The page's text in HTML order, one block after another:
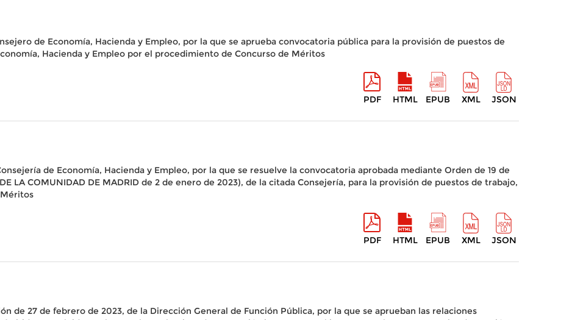
de Economía, Hacienda y Empleo, por la que se aprueba convocatoria pública para la provisión de puestos de
Hacienda y Empleo por el procedimiento de Concurso de Méritos
PDF HTML EPUB XML JSON
de Economía, Hacienda y Empleo, por la que se resuelve la convocatoria aprobada mediante Orden de 19 de
LA COMUNIDAD DE MADRID de 2 de enero de 2023), de la citada Consejería, para la provisión de puestos de trabajo,
PDF HTML EPUB XML JSON
de 27 de febrero de 2023, de la Dirección General de Función Pública, por la que se aprueban las relaciones